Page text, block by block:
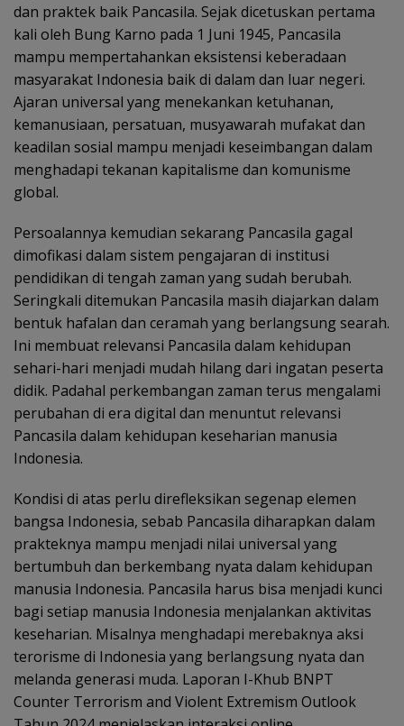
dan praktek baik Pancasila. Sejak dicetuskan pertama
kali oleh Bung Karno pada 1 Juni 1945, Pancasila
mampu mempertahankan eksistensi keberadaan
masyarakat Indonesia baik di dalam dan luar negeri.
Ajaran universal yang menekankan ketuhanan,
kemanusiaan, persatuan, musyawarah mufakat dan
keadilan sosial mampu menjadi keseimbangan dalam
menghadapi tekanan kapitalisme dan komunisme
global.
Persoalannya kemudian sekarang Pancasila gagal
dimofikasi dalam sistem pengajaran di institusi
pendidikan di tengah zaman yang sudah berubah.
Seringkali ditemukan Pancasila masih diajarkan dalam
bentuk hafalan dan ceramah yang berlangsung searah.
Ini membuat relevansi Pancasila dalam kehidupan
sehari-hari menjadi mudah hilang dari ingatan peserta
didik. Padahal perkembangan zaman terus mengalami
perubahan di era digital dan menuntut relevansi
Pancasila dalam kehidupan keseharian manusia
Indonesia.
Kondisi di atas perlu direfleksikan segenap elemen
bangsa Indonesia, sebab Pancasila diharapkan dalam
prakteknya mampu menjadi nilai universal yang
bertumbuh dan berkembang nyata dalam kehidupan
manusia Indonesia. Pancasila harus bisa menjadi kunci
bagi setiap manusia Indonesia menjalankan aktivitas
keseharian. Misalnya menghadapi merebaknya aksi
terorisme di Indonesia yang berlangsung nyata dan
melanda generasi muda. Laporan I-Khub BNPT
Counter Terrorism and Violent Extremism Outlook